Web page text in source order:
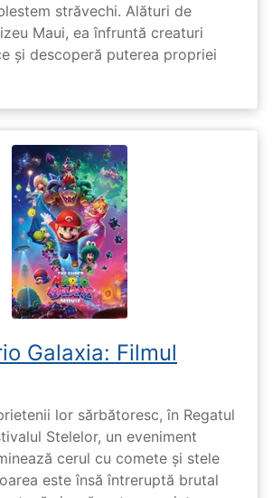
străvechi. Alături de
Maui, ea înfruntă creaturi
și descoperă puterea propriei
Galaxia: Filmul
lor sărbătoresc, în Regatul
Stelelor, un eveniment
cerul cu comete și stele
este însă întreruptă brutal